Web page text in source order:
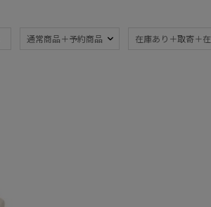
通常商品＋予約商品 在庫あり＋取寄＋